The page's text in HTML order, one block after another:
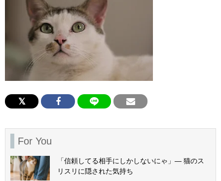
For You
「信頼してる相手にしかしないにゃ」— 猫のス
リスリに隠された気持ち